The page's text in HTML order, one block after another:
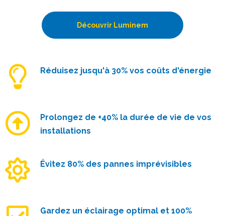
Découvrir Luminem
Réduisez jusqu'à 30% vos coûts d'énergie
Prolongez de +40% la durée de vie de vos
installations
Évitez 80% des pannes imprévisibles
Gardez un éclairage optimal et 100%